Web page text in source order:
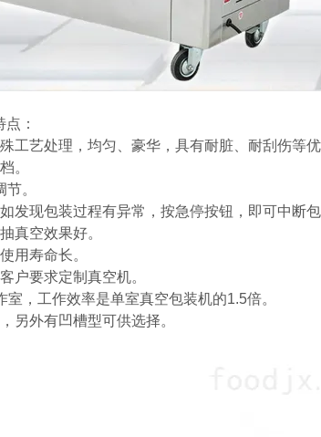
：
工艺处理，均匀、豪华，具有耐脏、耐刮伤等优
。
。
发现包装过程有异常，按急停按钮，即可中断包
真空效果好。
用寿命长。
户要求定制真空机。
，工作效率是单室真空包装机的1.5倍。
另外有凹槽型可供选择。